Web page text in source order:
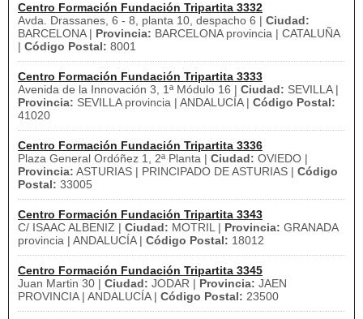
Centro Formación Fundación Tripartita 3332
Avda. Drassanes, 6 - 8, planta 10, despacho 6 | Ciudad:
BARCELONA | Provincia: BARCELONA provincia | CATALUÑA
| Código Postal: 8001
Centro Formación Fundación Tripartita 3333
Avenida de la Innovación 3, 1ª Módulo 16 | Ciudad: SEVILLA |
Provincia: SEVILLA provincia | ANDALUCÍA | Código Postal:
41020
Centro Formación Fundación Tripartita 3336
Plaza General Ordóñez 1, 2ª Planta | Ciudad: OVIEDO |
Provincia: ASTURIAS | PRINCIPADO DE ASTURIAS | Código
Postal: 33005
Centro Formación Fundación Tripartita 3343
C/ ISAAC ALBENIZ | Ciudad: MOTRIL | Provincia: GRANADA
provincia | ANDALUCÍA | Código Postal: 18012
Centro Formación Fundación Tripartita 3345
Juan Martin 30 | Ciudad: JODAR | Provincia: JAEN
PROVINCIA | ANDALUCÍA | Código Postal: 23500